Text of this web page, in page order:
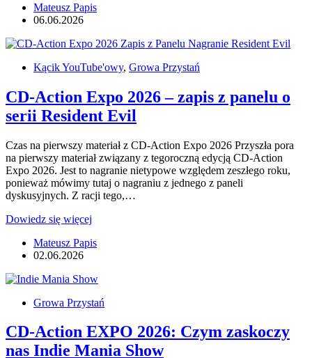
Action
Mateusz Papis
06.06.2026
Kącik YouTube'owy, Growa Przystań
CD-Action Expo 2026 – zapis z panelu o
serii Resident Evil
Czas na pierwszy materiał z CD-Action Expo 2026 Przyszła pora
na pierwszy materiał związany z tegoroczną edycją CD-Action
Expo 2026. Jest to nagranie nietypowe względem zeszłego roku,
ponieważ mówimy tutaj o nagraniu z jednego z paneli
dyskusyjnych. Z racji tego,…
Dowiedz się więcej
Expo
zapis
panelu
serii
Resident
Mateusz Papis
02.06.2026
Growa Przystań
CD-Action EXPO 2026: Czym zaskoczy
nas Indie Mania Show